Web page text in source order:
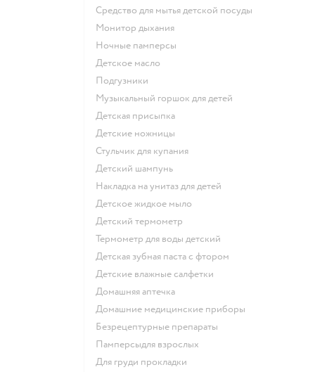
средство для мытья детской посуды
монитор дыхания
ночные памперсы
детское масло
подгузники
музыкальный горшок для детей
детская присыпка
детские ножницы
стульчик для купания
детский шампунь
накладка на унитаз для детей
детское жидкое мыло
детский термометр
термометр для воды детский
детская зубная паста с фтором
детские влажные салфетки
домашняя аптечка
домашние медицинские приборы
безрецептурные препараты
памперсыдля взрослых
для груди прокладки